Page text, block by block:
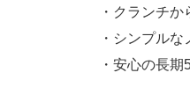
・クランチ
・シンプル
・安心の長期